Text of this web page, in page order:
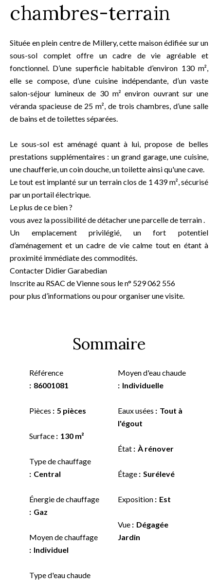
chambres-terrain
Située en plein centre de Millery, cette maison édifiée sur un
sous-sol complet offre un cadre de vie agréable et
fonctionnel. D’une superficie habitable d’environ 130 m²,
elle se compose, d’une cuisine indépendante, d’un vaste
salon-séjour lumineux de 30 m² environ ouvrant sur une
véranda spacieuse de 25 m², de trois chambres, d’une salle
de bains et de toilettes séparées.
Le sous-sol est aménagé quant à lui, propose de belles
prestations supplémentaires : un grand garage, une cuisine,
une chaufferie, un coin douche, un toilette ainsi qu'une cave.
Le tout est implanté sur un terrain clos de 1 439 m², sécurisé
par un portail électrique.
Le plus de ce bien ?
vous avez la possibilité de détacher une parcelle de terrain .
Un emplacement privilégié, un fort potentiel
d’aménagement et un cadre de vie calme tout en étant à
proximité immédiate des commodités.
Contacter Didier Garabedian
Inscrite au RSAC de Vienne sous le n° 529 062 556
pour plus d’informations ou pour organiser une visite.
Sommaire
Référence
86001081
Pièces 5 pièces
Surface 130 m²
Type de chauffage
Central
Énergie de chauffage
Gaz
Moyen de chauffage
Individuel
Type d'eau chaude
Moyen d'eau chaude
Individuelle
Eaux usées
Tout à
l'égout
État À rénover
Étage Surélevé
Exposition Est
Vue
Dégagée
Jardin